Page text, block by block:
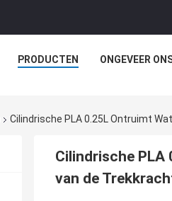
PRODUCTEN ONGEVEER
Cilindrische PLA 0.25L Ontruimt
Cilindrische PLA
van de